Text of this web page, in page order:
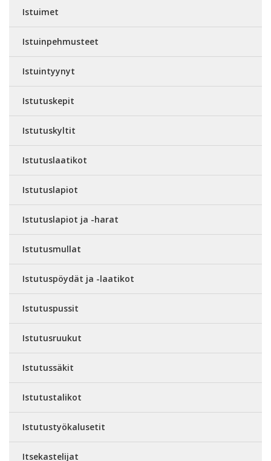
Istuimet
Istuinpehmusteet
Istuintyynyt
Istutuskepit
Istutuskyltit
Istutuslaatikot
Istutuslapiot
Istutuslapiot ja -harat
Istutusmullat
Istutuspöydät ja -laatikot
Istutuspussit
Istutusruukut
Istutussäkit
Istutustalikot
Istutustyökalusetit
Itsekastelijat